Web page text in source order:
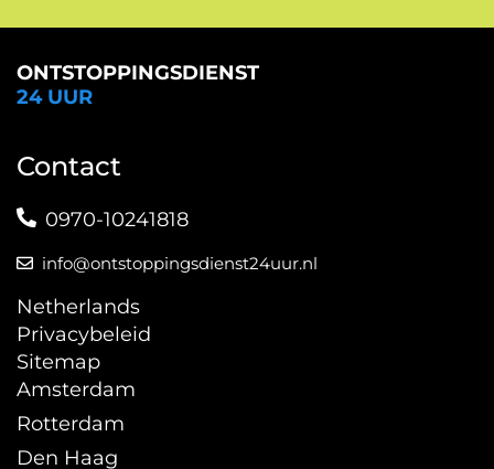
ONTSTOPPINGSDIENST
24 UUR
Contact
0970-10241818
info@ontstoppingsdienst24uur.nl
Netherlands
Privacybeleid
Sitemap
Amsterdam
Rotterdam
Den Haag